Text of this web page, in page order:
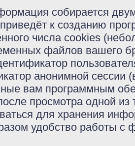
собирается
к созданию
числа cookies
файлов вашего
анонимной сессии
вам программным
просмотра одной
для хранения
удобство работы с